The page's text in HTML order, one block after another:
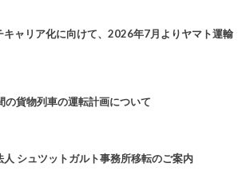
キャリア化に向けて、2026年7月よりヤマト運輸
の貨物列車の運転計画について
シュツットガルト事務所移転のご案内